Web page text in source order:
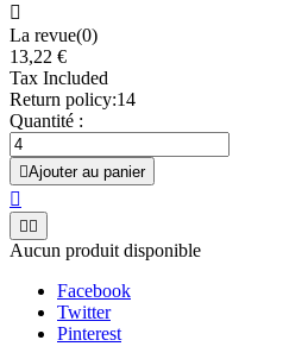

La revue(0)
13,22 €
Tax Included
Return policy:14
Quantité :
Ajouter au panier

 
Aucun produit disponible
Facebook
Twitter
Pinterest